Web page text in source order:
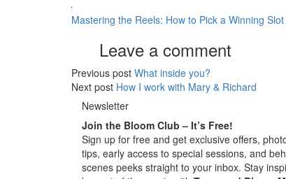
Mastering the Reels: How to Pick a Winning
Leave a comment
Previous post What inside you?
Next post How I work with Mary & Richard
Newsletter
Join the Bloom Club – It’s Free!
Sign up for free and get exclusive offers,
tips, early access to special sessions, and
scenes peeks straight to your inbox. Stay